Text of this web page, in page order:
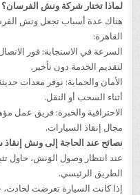
لماذا تختار شركة ونش الفرسان؟
هناك عدة أسباب تجعل ونش
القاهرة:
السرعة في الاستجابة: فور
لتقديم الخدمة دون تأخير.
الأمان والحماية: نوفر معدات
أثناء السحب أو النقل.
الاحترافية والخبرة: فريق عمل
مجال إنقاذ السيارات.
نصائح عند الحاجة إلى ونش إنقاذ
عند انتظار وصول الوَنش، حاول
الطريق الرئيسي.
إذا كانت السيارة تعرضت